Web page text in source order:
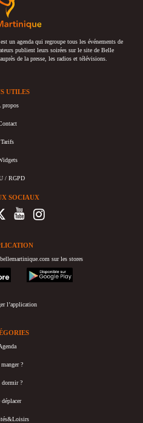
un agenda qui regroupe tous les événements de
publient leurs soirées sur le site de Belle
de la presse, les radios et télévisions.
UTILES
propos
Tarifs
/ RGPD
SOCIAUX
sur les stores
googleplay
l’application
?
dormir ?
déplacer